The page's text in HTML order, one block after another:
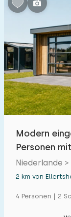
Schlafzimmern:
2
Badezimmer:
1 2
Entfernungen
Von Ellertshaar
Modern
Personen
Niederlande
2 km von
4 Personen | 2